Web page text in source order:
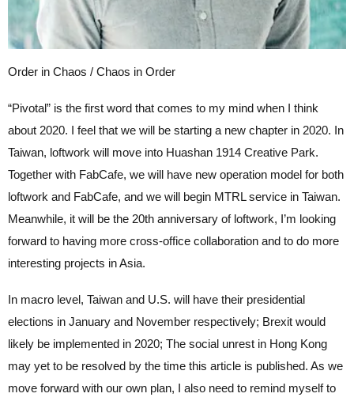
Order in Chaos / Chaos in Order
“Pivotal” is the first word that comes to my mind when I think
about 2020. I feel that we will be starting a new chapter in 2020. In
Taiwan, loftwork will move into Huashan 1914 Creative Park.
Together with FabCafe, we will have new operation model for both
loftwork and FabCafe, and we will begin MTRL service in Taiwan.
Meanwhile, it will be the 20th anniversary of loftwork, I’m looking
forward to having more cross-office collaboration and to do more
interesting projects in Asia.
In macro level, Taiwan and U.S. will have their presidential
elections in January and November respectively; Brexit would
likely be implemented in 2020; The social unrest in Hong Kong
may yet to be resolved by the time this article is published. As we
move forward with our own plan, I also need to remind myself to